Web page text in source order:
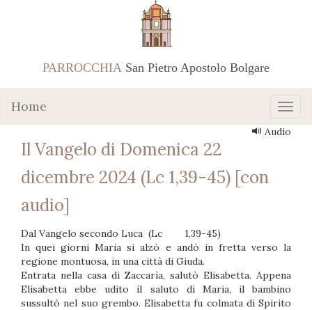
PARROCCHIA San Pietro Apostolo Bolgare
Home
Audio
Il Vangelo di Domenica 22
dicembre 2024 (Lc 1,39-45) [con
audio]
Dal Vangelo secondo Luca (Lc 1,39-45)
In quei giorni Maria si alzò e andò in fretta verso la
regione montuosa, in una città di Giuda.
Entrata nella casa di Zaccarìa, salutò Elisabetta. Appena
Elisabetta ebbe udito il saluto di Maria, il bambino
sussultò nel suo grembo. Elisabetta fu colmata di Spirito